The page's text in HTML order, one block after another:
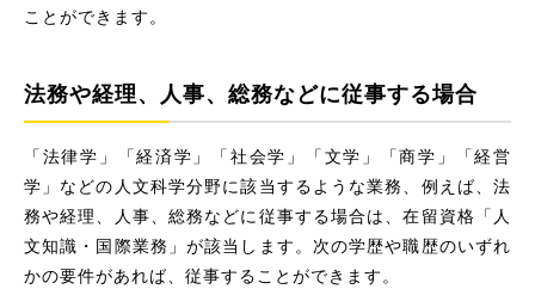
ことができます。
法務や経理、人事、総務などに従事する場合
「法律学」「経済学」「社会学」「文学」「商学」「経営
学」などの人文科学分野に該当するような業務、例えば、法
務や経理、人事、総務などに従事する場合は、在留資格「人
文知識・国際業務」が該当します。次の学歴や職歴のいずれ
かの要件があれば、従事することができます。